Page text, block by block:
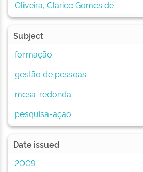
Oliveira, Clarice Gomes de
Subject
formação
gestão de pessoas
mesa-redonda
pesquisa-ação
Date issued
2009